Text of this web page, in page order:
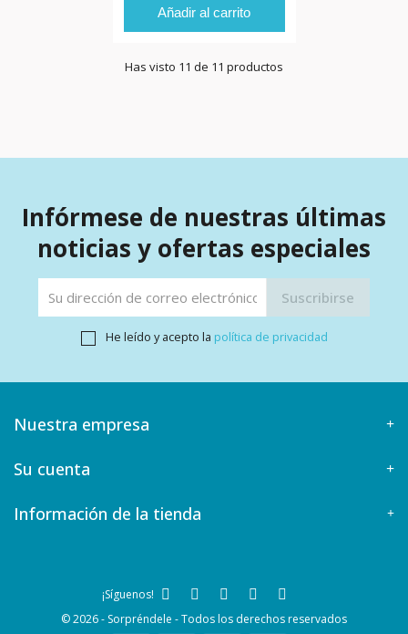
Añadir al carrito
Has visto 11 de 11 productos
Infórmese de nuestras últimas
noticias y ofertas especiales
He leído y acepto la política de privacidad
Nuestra empresa
Su cuenta
Información de la tienda
© 2026 - Sorpréndele - Todos los derechos reservados
¡Síguenos!